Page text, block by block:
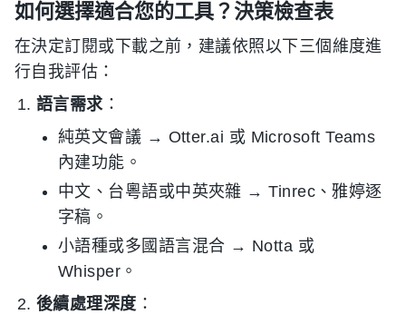
如何選擇適合您的工具？決策檢查表
在決定訂閱或下載之前，建議依照以下三個維度進
行自我評估：
語言需求：
純英文會議 → Otter.ai 或 Microsoft Teams
內建功能。
中文、台粵語或中英夾雜 → Tinrec、雅婷逐
字稿。
小語種或多國語言混合 → Notta 或
Whisper。
後續處理深度 ：